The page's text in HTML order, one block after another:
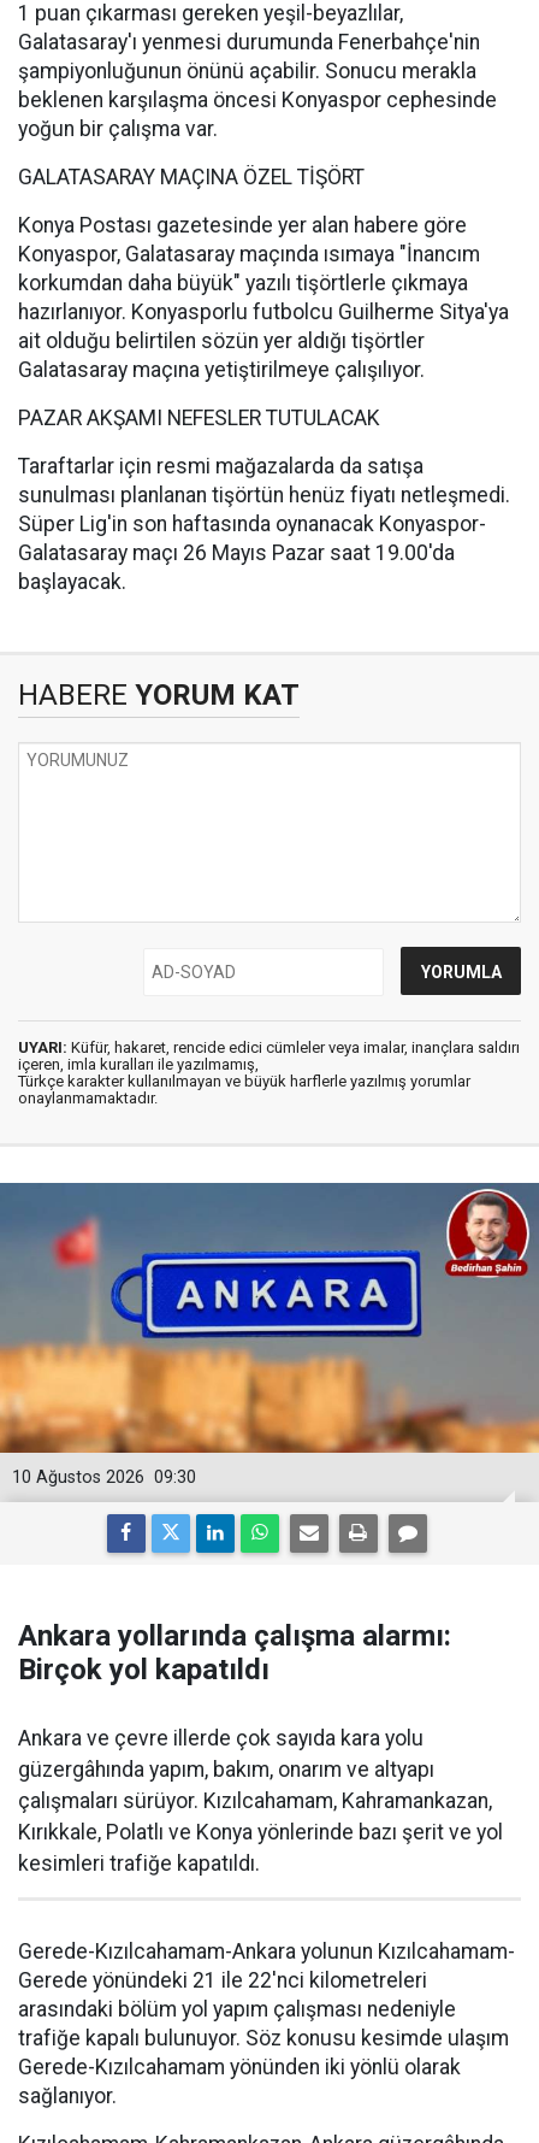
1 puan çıkarması gereken yeşil-beyazlılar,
Galatasaray'ı yenmesi durumunda Fenerbahçe'nin
şampiyonluğunun önünü açabilir. Sonucu merakla
beklenen karşılaşma öncesi Konyaspor cephesinde
yoğun bir çalışma var.
GALATASARAY MAÇINA ÖZEL TİŞÖRT
Konya Postası gazetesinde yer alan habere göre
Konyaspor, Galatasaray maçında ısımaya "İnancım
korkumdan daha büyük" yazılı tişörtlerle çıkmaya
hazırlanıyor. Konyasporlu futbolcu Guilherme Sitya'ya
ait olduğu belirtilen sözün yer aldığı tişörtler
Galatasaray maçına yetiştirilmeye çalışılıyor.
PAZAR AKŞAMI NEFESLER TUTULACAK
Taraftarlar için resmi mağazalarda da satışa
sunulması planlanan tişörtün henüz fiyatı netleşmedi.
Süper Lig'in son haftasında oynanacak Konyaspor-
Galatasaray maçı 26 Mayıs Pazar saat 19.00'da
başlayacak.
HABERE YORUM KAT
UYARI: Küfür, hakaret, rencide edici cümleler veya imalar, inançlara saldırı
içeren, imla kuralları ile yazılmamış,
Türkçe karakter kullanılmayan ve büyük harflerle yazılmış yorumlar
onaylanmamaktadır.
09:30
10 Ağustos 2026
Ankara yollarında çalışma alarmı:
Birçok yol kapatıldı
Ankara ve çevre illerde çok sayıda kara yolu
güzergâhında yapım, bakım, onarım ve altyapı
çalışmaları sürüyor. Kızılcahamam, Kahramankazan,
Kırıkkale, Polatlı ve Konya yönlerinde bazı şerit ve yol
kesimleri trafiğe kapatıldı.
Gerede-Kızılcahamam-Ankara yolunun Kızılcahamam-
Gerede yönündeki 21 ile 22'nci kilometreleri
arasındaki bölüm yol yapım çalışması nedeniyle
trafiğe kapalı bulunuyor. Söz konusu kesimde ulaşım
Gerede-Kızılcahamam yönünden iki yönlü olarak
sağlanıyor.